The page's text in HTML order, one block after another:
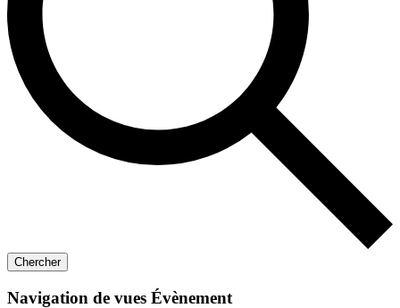
Chercher
Navigation de vues Évènement